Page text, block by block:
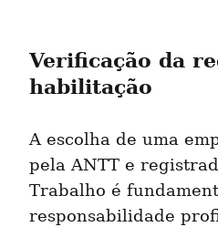
Verificação da
habilitação
A escolha de uma
pela ANTT e
Trabalho é
responsabilidade